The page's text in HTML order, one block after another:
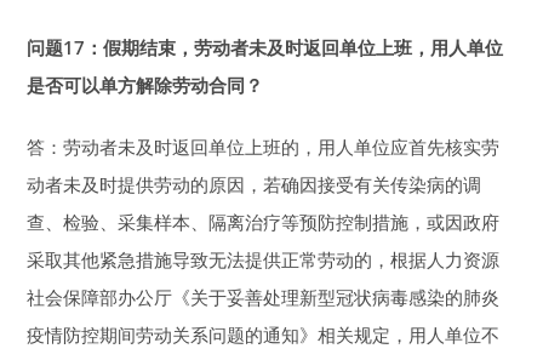
问题17：假期结束，劳动者未及时返回单位上班， 用人单位
是否可以单方解除劳动合同？
答：劳动者未及时返回单位上班的，用人单位应首先核实劳
动者未及时提供劳动的原因，若确因接受有关传染病的调
查、检验、采集样本、隔离治疗等预防控制措施，或因政府
采取其他紧急措施导致无法提供正常劳动的，根据人力资源
社会保障部办公厅《关于妥善处理新型冠状病毒感染的肺炎
疫情防控期间劳动关系问题的通知》相关规定，用人单位不